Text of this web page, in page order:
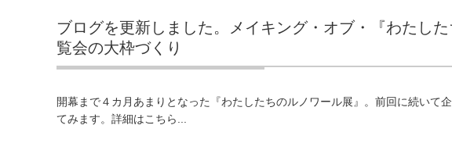
ブログを更新しました。メイキング・オブ・『わたし
覧会の大枠づくり
開幕まで４カ月あまりとなった『わたしたちのルノワール展』。前回に続いて
てみます。詳細はこちら...